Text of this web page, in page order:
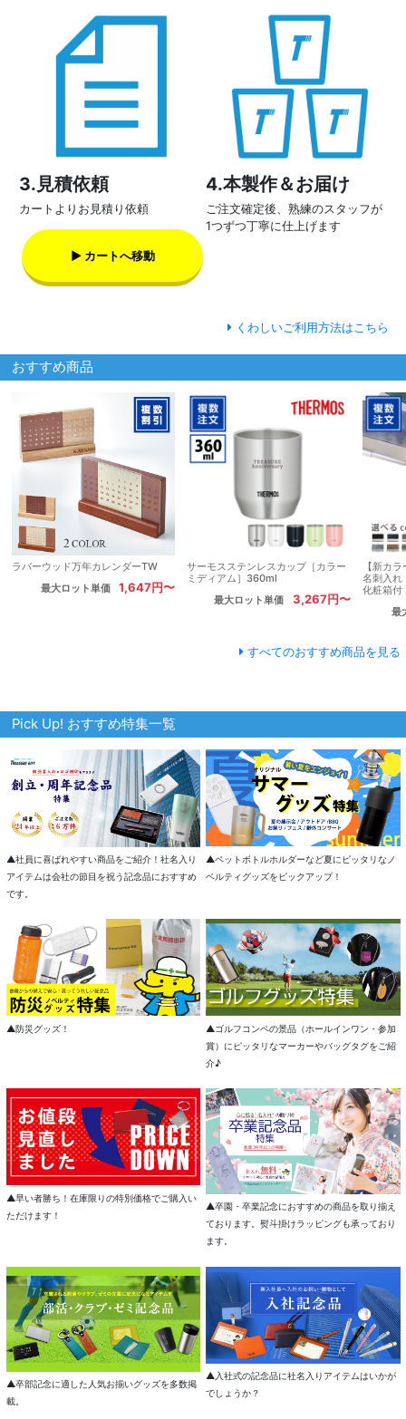
3.見積依頼
カートよりお見積り依頼
▶ カートへ移動
4.本製作＆お届け
ご注文確定後、熟練のスタッフが
1つずつ丁寧に仕上げます
くわしいご利用方法はこちら
おすすめ商品
ラバーウッド万年カレンダーTW
最大ロット単価
1,647円〜
サーモスステンレスカップ［カラー
ミディアム］360ml
最大ロット単価
3,267円〜
【新カ
名刺入れ
化粧箱付
最
すべてのおすすめ商品を見る
Pick Up! おすすめ特集一覧
▲社員に喜ばれやすい商品をご紹介！社名入り
アイテムは会社の節目を祝う記念品におすすめ
です。
▲ペットボトルホルダーなど夏にピッタリなノ
ベルティグッズをピックアップ！
▲防災グッズ！
▲ゴルフコンペの景品（ホールインワン・参加
賞）にピッタリなマーカーやバッグタグをご紹
介♪
▲早い者勝ち！在庫限りの特別価格でご購入い
ただけます！
▲卒園・卒業記念におすすめの商品を取り揃え
ております。熨斗掛けラッピングも承っており
ます。
▲卒部記念に適した人気お揃いグッズを多数掲
載。
▲入社式の記念品に社名入りアイテムはいかが
でしょうか？